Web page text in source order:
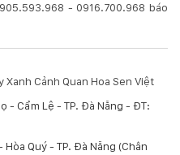
- 0916.700.968 báo
Cảnh Quan Hoa Sen Việt
- Cẩm Lệ - TP. Đà Nẵng - ĐT:
Quý - TP. Đà Nẵng (Chân